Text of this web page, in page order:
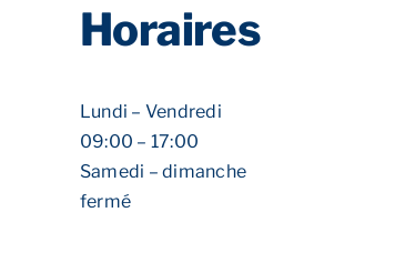
Horaires
Lundi – Vendredi
09:00 – 17:00
Samedi – dimanche
fermé